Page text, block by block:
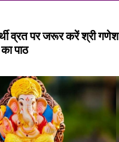
व्रत पर जरूर करें श्री गणेश
पाठ